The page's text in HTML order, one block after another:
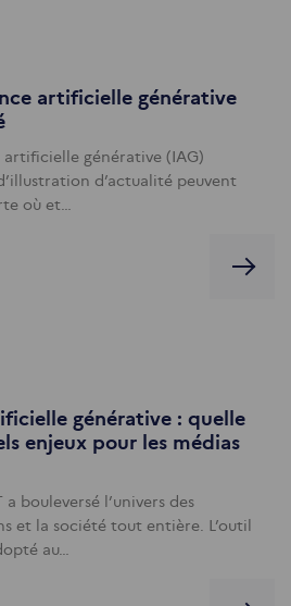
artificielle générative
artificielle générative (IAG)
d’actualité peuvent
où et…
générative : quelle
enjeux pour les médias
bouleversé l’univers des
et la société tout entière. L’outil
au…